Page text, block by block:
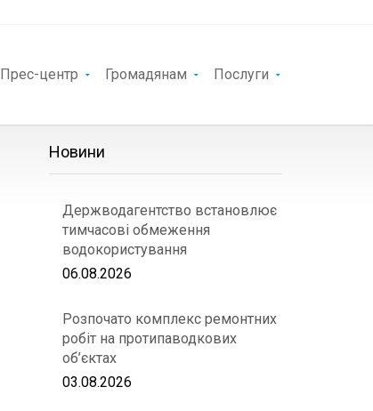
Прес-центр Громадянам Послуги
Новини
Держводагентство встановлює
тимчасові обмеження
водокористування
06.08.2026
Розпочато комплекс ремонтних
робіт на протипаводкових
об’єктах
03.08.2026